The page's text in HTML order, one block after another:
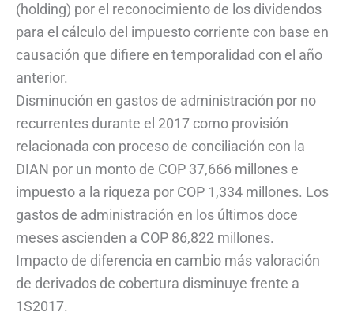
(holding) por el reconocimiento de los dividendos
para el cálculo del impuesto corriente con base en
causación que difiere en temporalidad con el año
anterior.
Disminución en gastos de administración por no
recurrentes durante el 2017 como provisión
relacionada con proceso de conciliación con la
DIAN por un monto de COP 37,666 millones e
impuesto a la riqueza por COP 1,334 millones. Los
gastos de administración en los últimos doce
meses ascienden a COP 86,822 millones.
Impacto de diferencia en cambio más valoración
de derivados de cobertura disminuye frente a
1S2017.